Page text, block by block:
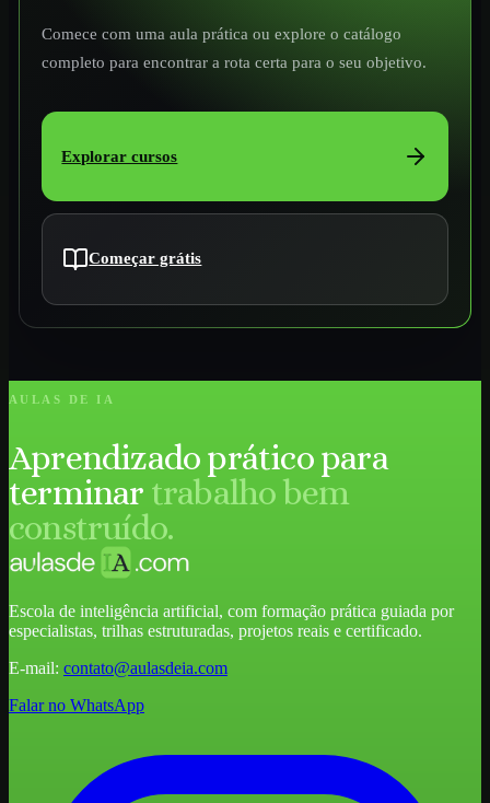
Comece com uma aula prática ou explore o catálogo
completo para encontrar a rota certa para o seu objetivo.
Explorar cursos
Começar grátis
AULAS DE IA
Aprendizado prático para
terminar trabalho bem
construído.
Escola de inteligência artificial, com formação prática guiada por
especialistas, trilhas estruturadas, projetos reais e certificado.
E-mail: contato@aulasdeia.com
Falar no WhatsApp